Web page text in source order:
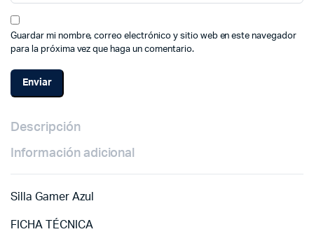
Guardar mi nombre, correo electrónico y sitio web en este navegador
para la próxima vez que haga un comentario.
Descripción
Información adicional
Silla Gamer Azul
FICHA TÉCNICA